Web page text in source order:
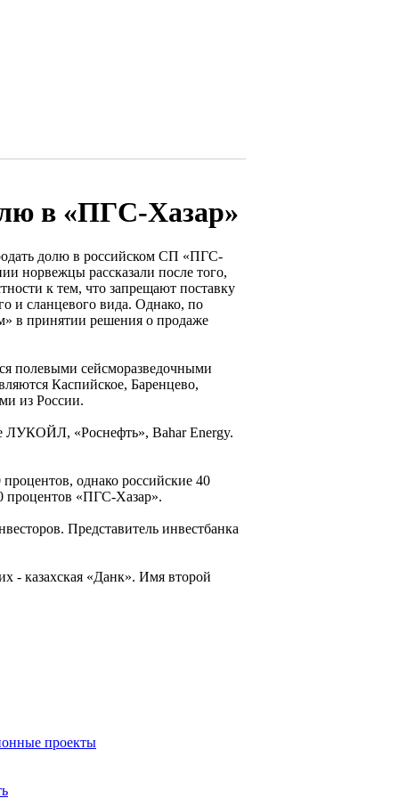
в «ПГС-Хазар»
долю в российском СП «ПГС-
норвежцы рассказали после того,
к тем, что запрещают поставку
и сланцевого вида. Однако, по
в принятии решения о продаже
полевыми сейсморазведочными
Каспийское, Баренцево,
из России.
ЛУКОЙЛ, «Роснефть», Bahar Energy.
однако российские 40
процентов «ПГС-Хазар».
Представитель инвестбанка
- казахская «Данк». Имя второй
проекты